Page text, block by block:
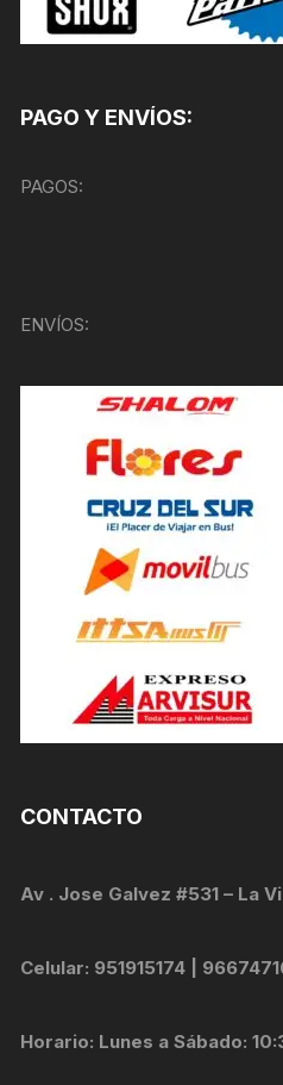
PAGO Y ENVÍOS:
PAGOS:
ENVÍOS:
CONTACTO
Av . Jose Galvez #531 – La
Celular: 951915174 |
Horario: Lunes a Sábado: